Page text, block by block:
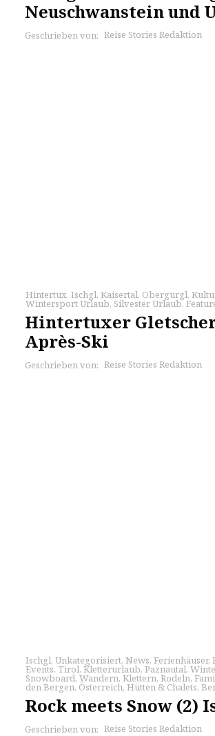
Neuschwanstein und
Geschrieben von: Reise Stories Redaktion
Hintertux, Ischgl, Kaisertal, Obergurgl,
Wintersport Urlaub, Silvester Urlaub,
Hintertuxer
Après-Ski
Geschrieben von: Reise Stories Redaktion
Ischgl, Unkategorisiert, News, Ferienhäuser,
Events, Tirol, Kletterurlaub, Paznautal,
Snowboard, Wandern, Klettern, Rodeln,
den Bergen, Österreich, Hütten & Chalets,
Rock meets Snow (2)
Geschrieben von: Reise Stories Redaktion